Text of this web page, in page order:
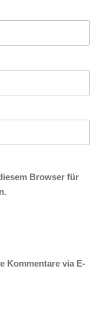
Browser für
Kommentare via E-